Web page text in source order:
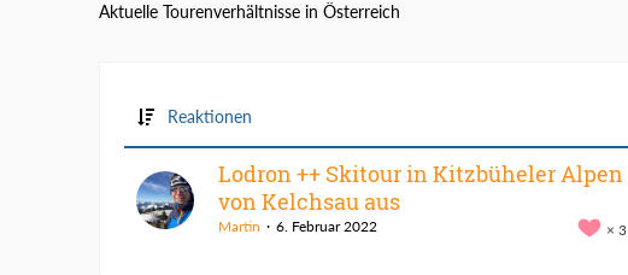
Aktuelle Tourenverhältnisse in Österreich
Reaktionen
Lodron ++ Skitour in Kitzbüheler Alpen
von Kelchsau aus
3
Martin 6. Februar 2022